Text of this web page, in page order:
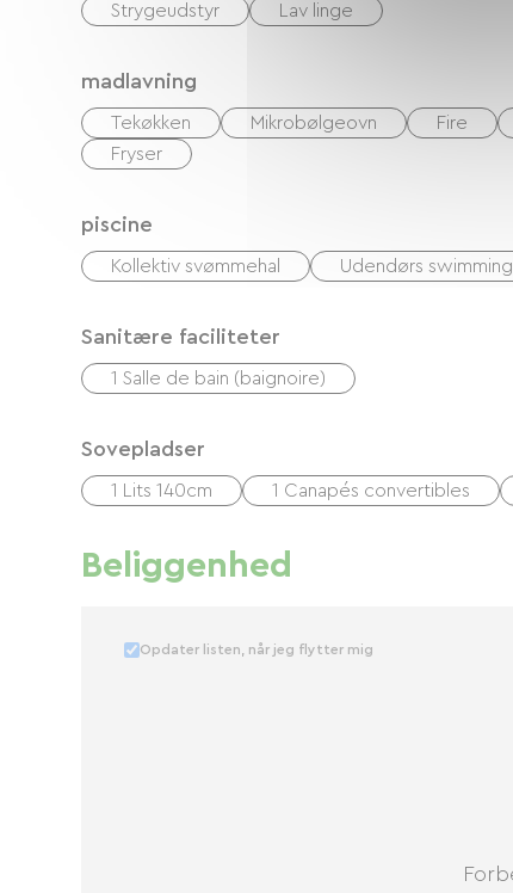
Strygeudstyr
Lav linge
madlavning
Tekøkken Mikrobølgeovn Fire
Fryser
piscine
Kollektiv svømmehal Udendørs
Sanitære faciliteter
1 Salle de bain (baignoire)
Sovepladser
1 Lits 140cm 1 Canapés convertibles
Beliggenhed
Opdater listen, når jeg flytter mig